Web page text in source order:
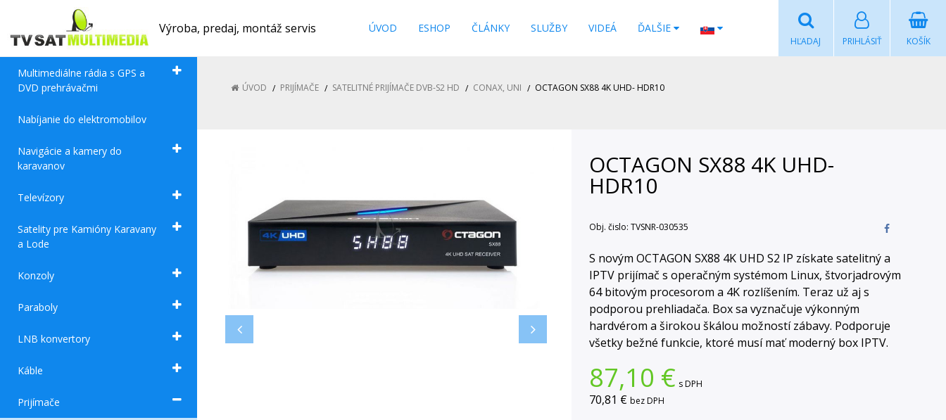
Výroba, predaj, montáž servis ÚVOD ESHOP ČLÁNKY SLUŽBY VIDEÁ ĎALŠIE
KOŠÍK
PRIHLÁSIŤ
HĽADAJ
Multimediálne rádia s GPS a
DVD prehrávačmi
Nabíjanie do elektromobilov
Navigácie a kamery do
karavanov
Televízory
Satelity pre Kamióny Karavany
a Lode
Konzoly
Paraboly
LNB konvertory
Káble
Prijímače
ÚVOD PRIJÍMAČE SATELITNÉ PRIJÍMAČE DVB-S2 HD CONAX, UNI OCTAGON SX88 4K UHD- HDR10
OCTAGON SX88 4K UHD-
HDR10
Obj. čislo: TVSNR-030535
S novým OCTAGON SX88 4K UHD S2 IP získate satelitný a
IPTV prijímač s operačným systémom Linux, štvorjadrovým
64 bitovým procesorom a 4K rozlíšením. Teraz už aj s
podporou prehliadača. Box sa vyznačuje výkonným
hardvérom a širokou škálou možností zábavy. Podporuje
všetky bežné funkcie, ktoré musí mať moderný box IPTV.
87,10 € s DPH
70,81 € bez DPH